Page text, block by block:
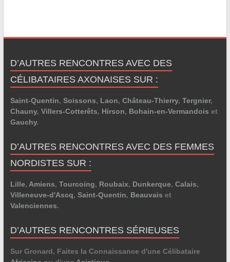
D’AUTRES RENCONTRES AVEC DES
CÉLIBATAIRES AXONAISES SUR :
Saint-Quentin, Soissons, Laon, Château-Thierry, Tergnier,
Chauny, Villers-Cotterêts, Hirson, Bohain-en-Vermandois et
Gauchy.
D’AUTRES RENCONTRES AVEC DES FEMMES
NORDISTES SUR :
Lille, Amiens, Tourcoing, Roubaix, Dunkerque, Calais,
Villeneuve-d'Ascq, Saint-Quentin, Beauvais et
Valenciennes.
D’AUTRES RENCONTRES SÉRIEUSES
Sur Gronard, Faites la Connaissance d'une Célibataire